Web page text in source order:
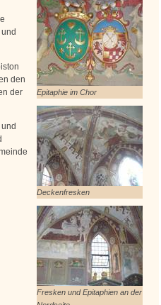
Epitaphie im Chor
Deckenfresken
Fresken und Epitaphien an der
den
der